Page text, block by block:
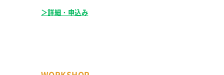
＞詳細・申込み